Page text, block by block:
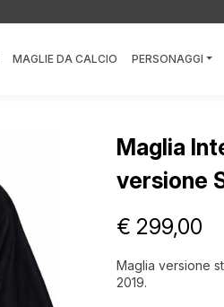
MAGLIE DA CALCIO PERSONAGGI
Maglia
versione
€ 299,00
Maglia versione
2019.